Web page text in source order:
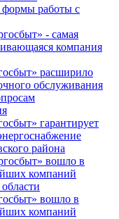
формы работы с
- самая
компания
расширило
обслуживания
гарантирует
района
вошло в
компаний
вошло в
компаний